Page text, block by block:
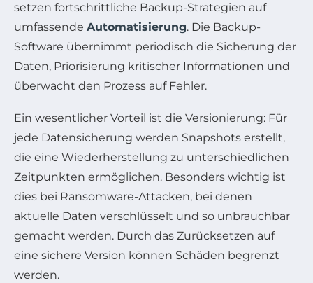
setzen fortschrittliche Backup-Strategien auf
umfassende Automatisierung. Die Backup-
Software übernimmt periodisch die Sicherung der
Daten, Priorisierung kritischer Informationen und
überwacht den Prozess auf Fehler.
Ein wesentlicher Vorteil ist die Versionierung: Für
jede Datensicherung werden Snapshots erstellt,
die eine Wiederherstellung zu unterschiedlichen
Zeitpunkten ermöglichen. Besonders wichtig ist
dies bei Ransomware-Attacken, bei denen
aktuelle Daten verschlüsselt und so unbrauchbar
gemacht werden. Durch das Zurücksetzen auf
eine sichere Version können Schäden begrenzt
werden.